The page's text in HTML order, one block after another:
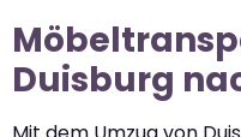
Duisburg